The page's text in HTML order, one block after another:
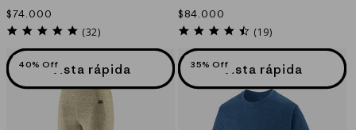
Precio
habitual
$74.000
4.8
star
(32)
Precio
habitual
$84.000
4.6
star
(19)
40% OffVista rápida 35% OffVista rápida